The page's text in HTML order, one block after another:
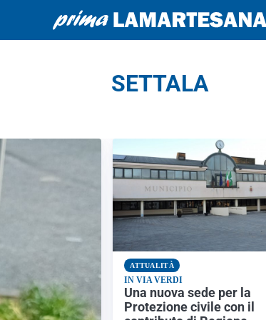
SETTALA
ATTUALITÀ
IN VIA VERDI
Una nuova sede per la
Protezione civile con il